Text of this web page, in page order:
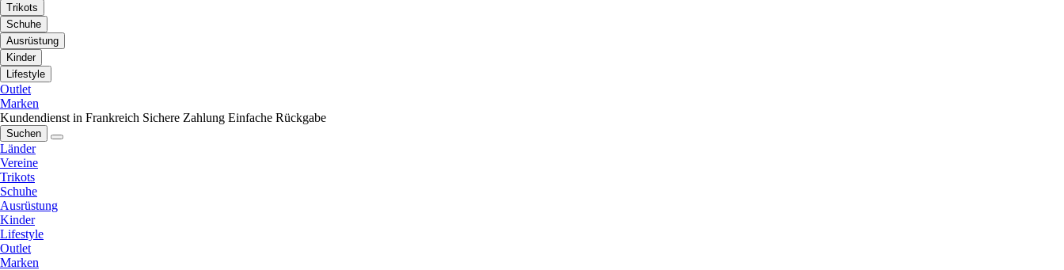
Trikots
Schuhe
Ausrüstung
Kinder
Lifestyle
Outlet
Marken
Kundendienst in Frankreich Sichere Zahlung Einfache Rückgabe
Suchen
Länder
Vereine
Trikots
Schuhe
Ausrüstung
Kinder
Lifestyle
Outlet
Marken